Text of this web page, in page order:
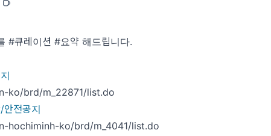
#큐레이션 #요약 해드립니다.
ko/brd/m_22871/list.do
안전공지
hochiminh-ko/brd/m_4041/list.do